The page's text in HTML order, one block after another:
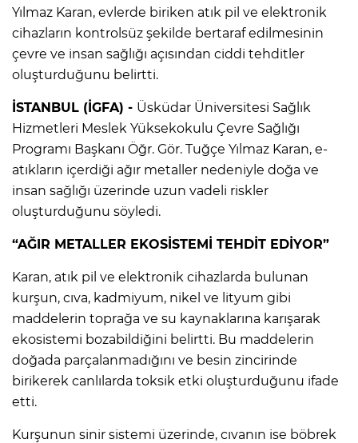
Yılmaz Karan, evlerde biriken atık pil ve elektronik
cihazların kontrolsüz şekilde bertaraf edilmesinin
çevre ve insan sağlığı açısından ciddi tehditler
oluşturduğunu belirtti.
İSTANBUL (İGFA) - Üsküdar Üniversitesi Sağlık
Hizmetleri Meslek Yüksekokulu Çevre Sağlığı
Programı Başkanı Öğr. Gör. Tuğçe Yılmaz Karan, e-
atıkların içerdiği ağır metaller nedeniyle doğa ve
insan sağlığı üzerinde uzun vadeli riskler
oluşturduğunu söyledi.
“AĞIR METALLER EKOSİSTEMİ TEHDİT EDİYOR”
Karan, atık pil ve elektronik cihazlarda bulunan
kurşun, cıva, kadmiyum, nikel ve lityum gibi
maddelerin toprağa ve su kaynaklarına karışarak
ekosistemi bozabildiğini belirtti. Bu maddelerin
doğada parçalanmadığını ve besin zincirinde
birikerek canlılarda toksik etki oluşturduğunu ifade
etti.
Kurşunun sinir sistemi üzerinde, cıvanın ise böbrek